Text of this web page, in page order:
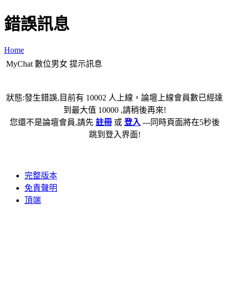
錯誤訊息
Home
MyChat 數位男女 提示訊息
狀態:發生錯誤,目前有 10002 人上線，論壇上線會員數已經達
到最大值 10000 ,請稍後再來!
您還不是論壇會員,請先 註冊或 登入 ---同時頁面將在5秒後
跳到登入界面!
完整版本
免責聲明
頂端